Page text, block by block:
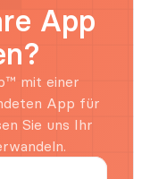
App
mit einer
App für
Sie uns Ihr